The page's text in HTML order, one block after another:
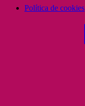
Política de cookies